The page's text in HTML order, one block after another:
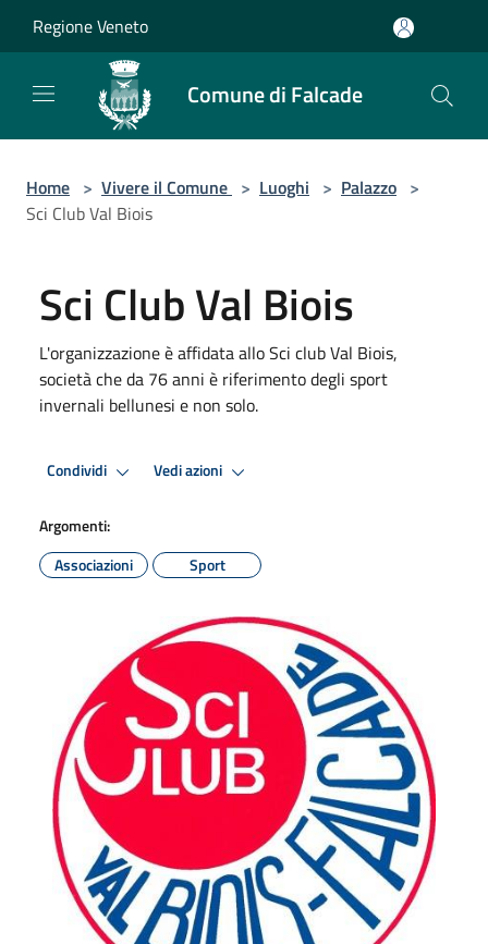
Regione Veneto
Comune di Falcade
Home > Vivere il Comune > Luoghi > Palazzo >
Sci Club Val Biois
Sci Club Val Biois
L'organizzazione è affidata allo Sci club Val Biois,
società che da 76 anni è riferimento degli sport
invernali bellunesi e non solo.
Condividi Vedi azioni
Argomenti:
Associazioni
Sport